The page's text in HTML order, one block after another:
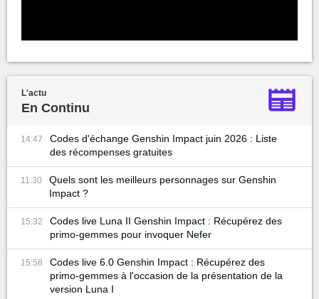
L'actu
En Continu
14:47
Codes d'échange Genshin Impact juin 2026 : Liste
des récompenses gratuites
11:30
Quels sont les meilleurs personnages sur Genshin
Impact ?
15:32
Codes live Luna II Genshin Impact : Récupérez des
primo-gemmes pour invoquer Nefer
15:58
Codes live 6.0 Genshin Impact : Récupérez des
primo-gemmes à l'occasion de la présentation de la
version Luna I